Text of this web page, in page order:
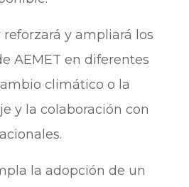
y ampliará los
AEMET en diferentes
climático o la
y la colaboración con
la adopción de un